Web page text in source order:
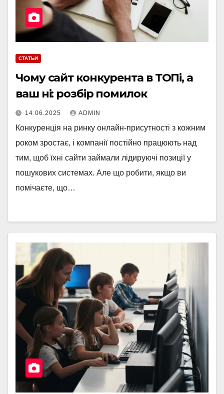
СТАТЬИ
Чому сайт конкурента в ТОПі, а
ваш ні: розбір помилок
14.06.2025 ADMIN
Конкуренція на ринку онлайн-присутності з кожним
роком зростає, і компанії постійно працюють над
тим, щоб їхні сайти займали лідируючі позиції у
пошукових системах. Але що робити, якщо ви
помічаєте, що…